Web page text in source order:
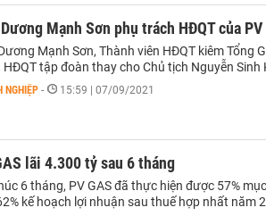
Mạnh Sơn phụ trách HĐQT của PV
Mạnh Sơn, Thành viên HĐQT kiêm Tổng
tập đoàn thay cho Chủ tịch Nguyễn
NGHIỆP - 15:59 | 07/09/2021
lãi 4.300 tỷ sau 6 tháng
6 tháng, PV GAS đã thực hiện được 57%
kế hoạch lợi nhuận sau thuế hợp nhất năm